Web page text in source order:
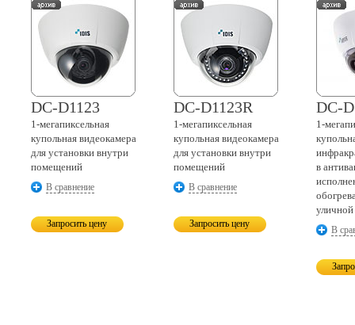
DC-D1123
1-мегапиксельная
купольная видеокамера
для установки внутри
помещений
В сравнение
Запросить цену
DC-D1123R
1-мегапиксельная
купольная видеокамера
для установки внутри
помещений
В сравнение
Запросить цену
DC-
1-
в
уличной
В